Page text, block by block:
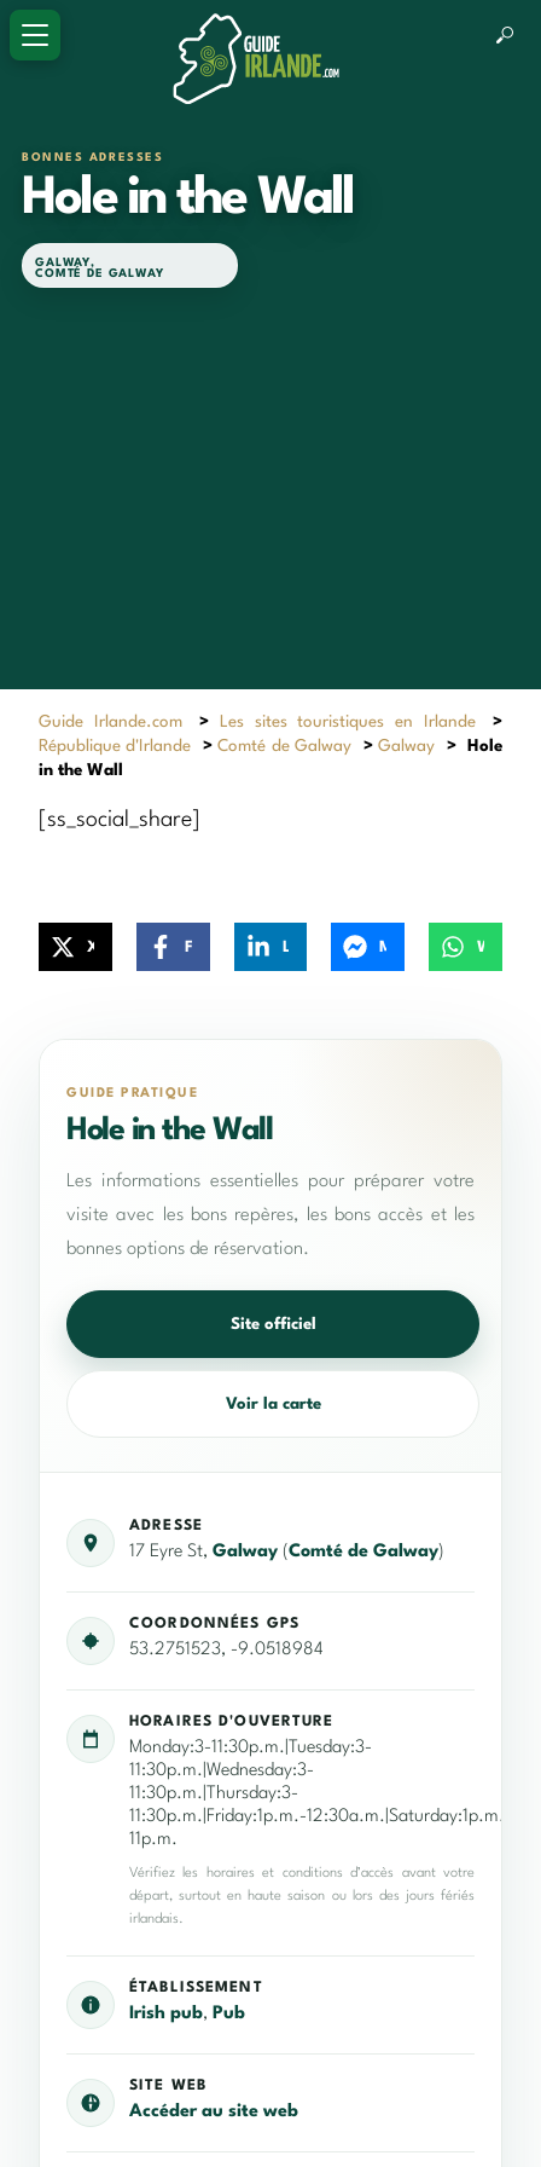
BONNES ADRESSES
Hole in the Wall
GALWAY,
COMTÉ DE GALWAY
Guide Irlande.com > Les sites touristiques en Irlande
>
République d'Irlande
>Comté de Galway >Galway >
Hole
in the Wall
[ss_social_share]
GUIDE PRATIQUE
Hole in the Wall
Les informations essentielles pour préparer votre
visite avec les bons repères, les bons accès et les
bonnes options de réservation.
Site officiel
Voir la carte
ADRESSE
17 Eyre St, Galway (Comté de Galway)
COORDONNÉES GPS
53.2751523, -9.0518984
HORAIRES D'OUVERTURE
Monday:3-11:30p.m.|Tuesday:3-
11:30p.m.|Wednesday:3-
11:30p.m.|Thursday:3-
11:30p.m.|Friday:1p.m.-12:30a.m.|Saturday:1p.m.-
11p.m.
Vérifiez les horaires et conditions d’accès avant votre
départ, surtout en haute saison ou lors des jours fériés
irlandais.
ÉTABLISSEMENT
Irish pub, Pub
SITE WEB
Accéder au site web